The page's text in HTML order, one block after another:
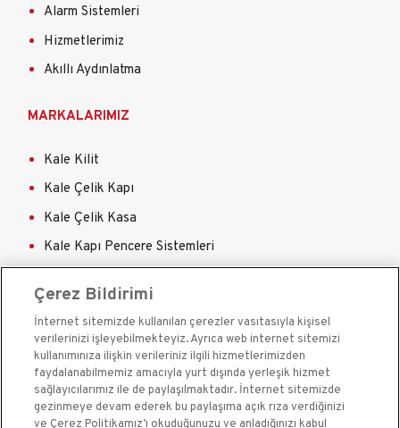
Alarm Sistemleri
Hizmetlerimiz
Akıllı Aydınlatma
MARKALARIMIZ
Kale Kilit
Kale Çelik Kapı
Kale Çelik Kasa
Kale Kapı Pencere Sistemleri
Kale Güvenlik Sistemleri A.Ş. bir Kale Endüstri Holding
kuruluşudur.©2020
Çerez Bildirimi
İnternet sitemizde kullanılan çerezler vasıtasıyla kişisel
verilerinizi işleyebilmekteyiz. Ayrıca web internet sitemizi
kullanımınıza ilişkin verileriniz ilgili hizmetlerimizden
faydalanabilmemiz amacıyla yurt dışında yerleşik hizmet
sağlayıcılarımız ile de paylaşılmaktadır. İnternet sitemizde
gezinmeye devam ederek bu paylaşıma açık rıza verdiğinizi
ve Çerez Politikamız’ı okuduğunuzu ve anladığınızı kabul